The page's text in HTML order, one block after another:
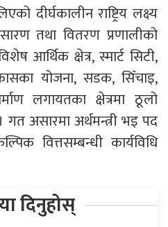
दीर्घकालीन राष्ट्रिय लक्ष्य
तथा वितरण प्रणालीको
आर्थिक क्षेत्र, स्मार्ट सिटी,
योजना, सडक, सिँचाइ,
लगायतका क्षेत्रमा ठूलो
असारमा अर्थमन्त्री भइ पद
वित्तसम्बन्धी कार्यविधि
दिनुहोस्